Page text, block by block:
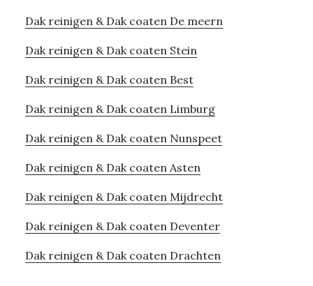
Dak reinigen & Dak coaten De meern
Dak reinigen & Dak coaten Stein
Dak reinigen & Dak coaten Best
Dak reinigen & Dak coaten Limburg
Dak reinigen & Dak coaten Nunspeet
Dak reinigen & Dak coaten Asten
Dak reinigen & Dak coaten Mijdrecht
Dak reinigen & Dak coaten Deventer
Dak reinigen & Dak coaten Drachten